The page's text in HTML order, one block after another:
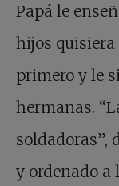
Papá le
hijos quisiera
primero y le
hermanas.
soldadoras”,
y ordenado a